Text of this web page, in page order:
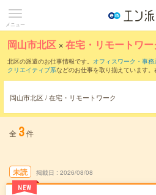
メニュー
岡山市北区 ×在宅・リモートワー
北区の派遣のお仕事情報です。 オフィスワーク・事務
クリエイティブ系などのお仕事を取り揃えています
岡山市北区 / 在宅・リモートワーク
全 3件
未読
NEW
掲載日 2026/08/08